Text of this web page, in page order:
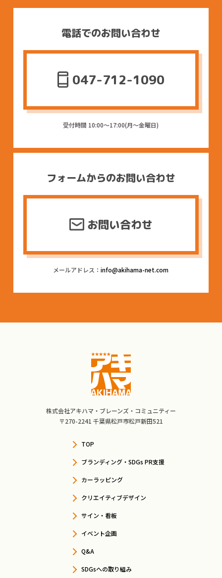
電話でのお問い合わせ
047-712-1090
受付時間 10:00〜17:00(月〜金曜日)
フォームからのお問い合わせ
お問い合わせ
メールアドレス：info@akihama-net.com
株式会社アキハマ・ブレーンズ・コミュニティー
〒270-2241 千葉県松戸市松戸新田521
TOP
ブランディング・SDGs PR支援
カーラッピング
クリエイティブデザイン
サイン・看板
イベント企画
Q&A
SDGsへの取り組み